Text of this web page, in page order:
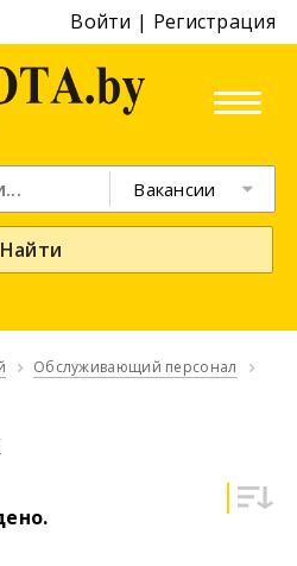
Войти | Регистрация
Вакансии
Найти
Обслуживающий персонал